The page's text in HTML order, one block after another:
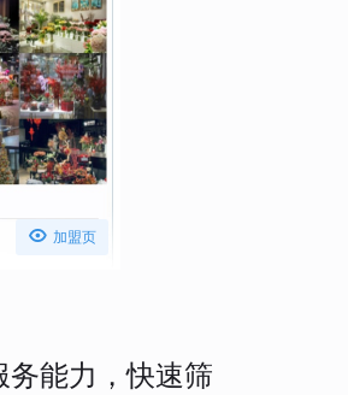
 加盟页
能力，快速筛